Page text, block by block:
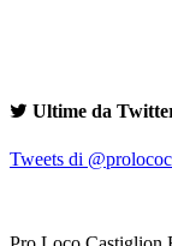
Ultime da
Tweets di